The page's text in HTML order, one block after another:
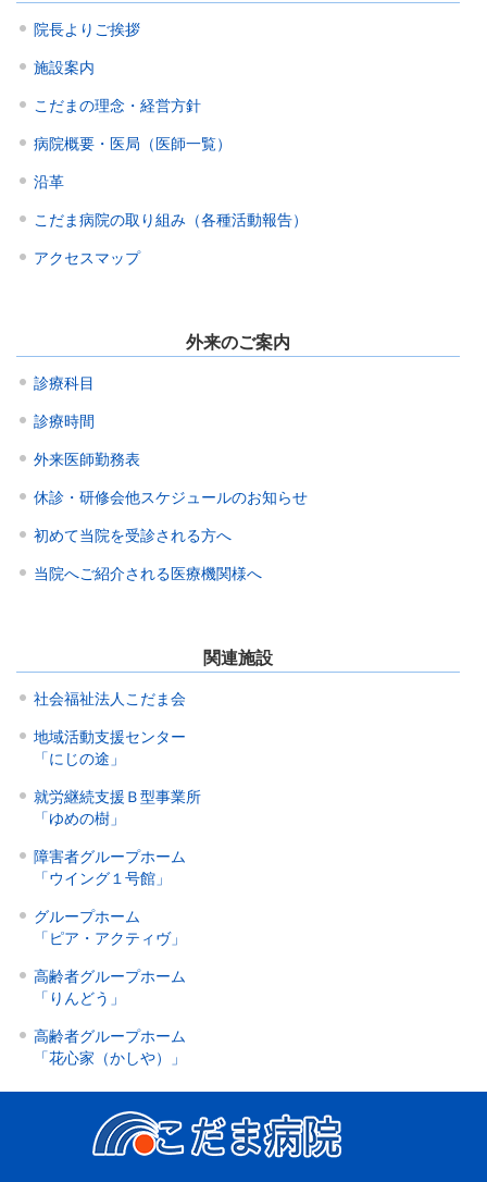
院長よりご挨拶
施設案内
こだまの理念・経営方針
病院概要・医局（医師一覧）
沿革
こだま病院の取り組み（各種活動報告）
アクセスマップ
外来のご案内
診療科目
診療時間
外来医師勤務表
休診・研修会他スケジュールのお知らせ
初めて当院を受診される方へ
当院へご紹介される医療機関様へ
関連施設
社会福祉法人こだま会
地域活動支援センター
「にじの途」
就労継続支援Ｂ型事業所
「ゆめの樹」
障害者グループホーム
「ウイング１号館」
グループホーム
「ピア・アクティヴ」
高齢者グループホーム
「りんどう」
高齢者グループホーム
「花心家（かしや）」